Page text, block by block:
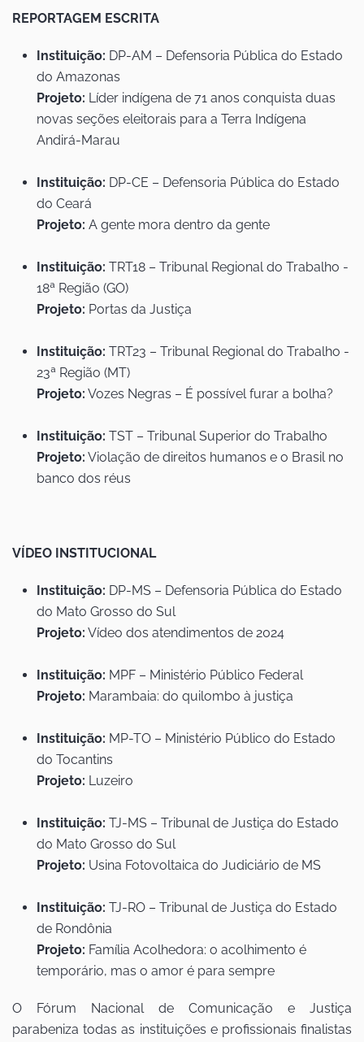
REPORTAGEM ESCRITA
Instituição: DP-AM – Defensoria Pública do Estado
do Amazonas
Projeto: Líder indígena de 71 anos conquista duas
novas seções eleitorais para a Terra Indígena
Andirá-Marau
Instituição: DP-CE – Defensoria Pública do Estado
do Ceará
Projeto: A gente mora dentro da gente
Instituição: TRT18 – Tribunal Regional do Trabalho -
18ª Região (GO)
Projeto: Portas da Justiça
Instituição: TRT23 – Tribunal Regional do Trabalho -
23ª Região (MT)
Projeto: Vozes Negras – É possível furar a bolha?
Instituição: TST – Tribunal Superior do Trabalho
Projeto: Violação de direitos humanos e o Brasil no
banco dos réus
VÍDEO INSTITUCIONAL
Instituição: DP-MS – Defensoria Pública do Estado
do Mato Grosso do Sul
Projeto: Vídeo dos atendimentos de 2024
Instituição: MPF – Ministério Público Federal
Projeto: Marambaia: do quilombo à justiça
Instituição: MP-TO – Ministério Público do Estado
do Tocantins
Projeto: Luzeiro
Instituição: TJ-MS – Tribunal de Justiça do Estado
do Mato Grosso do Sul
Projeto: Usina Fotovoltaica do Judiciário de MS
Instituição: TJ-RO – Tribunal de Justiça do Estado
de Rondônia
Projeto: Família Acolhedora: o acolhimento é
temporário, mas o amor é para sempre
O Fórum Nacional de Comunicação e Justiça
parabeniza todas as instituições e profissionais finalistas